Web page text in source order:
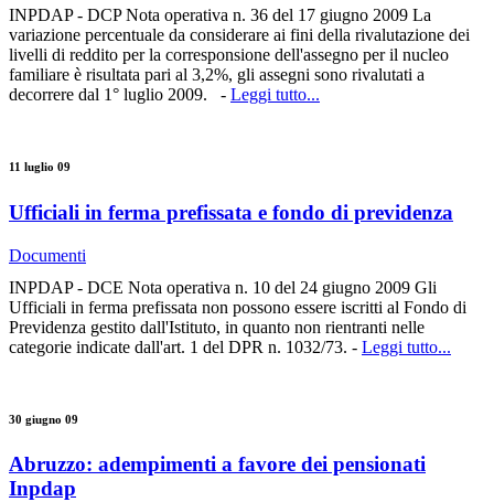
INPDAP - DCP Nota operativa n. 36 del 17 giugno 2009 La
variazione percentuale da considerare ai fini della rivalutazione dei
livelli di reddito per la corresponsione dell'assegno per il nucleo
familiare è risultata pari al 3,2%, gli assegni sono rivalutati a
decorrere dal 1° luglio 2009. - Leggi tutto...
11 luglio 09
Ufficiali in ferma prefissata e fondo di previdenza
Documenti
INPDAP - DCE Nota operativa n. 10 del 24 giugno 2009 Gli
Ufficiali in ferma prefissata non possono essere iscritti al Fondo di
Previdenza gestito dall'Istituto, in quanto non rientranti nelle
categorie indicate dall'art. 1 del DPR n. 1032/73. - Leggi tutto...
30 giugno 09
Abruzzo: adempimenti a favore dei pensionati
Inpdap